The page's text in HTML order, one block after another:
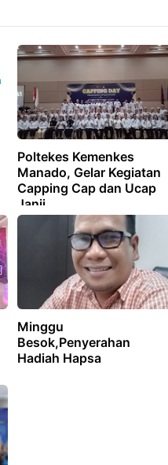
Poltekes Kemenkes
Manado, Gelar Kegiatan
Capping Cap dan Ucap
Janji
Minggu
Besok,Penyerahan
Hadiah Hapsa